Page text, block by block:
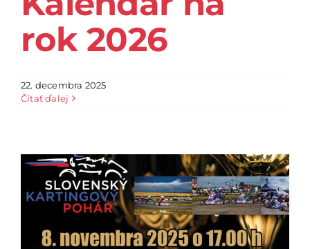
rok 2026
22. decembra 2025
Čítať ďalej